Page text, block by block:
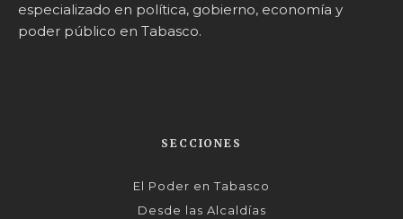
especializado en política, gobierno, economía y
poder público en Tabasco.
SECCIONES
El Poder en Tabasco
Desde las Alcaldías